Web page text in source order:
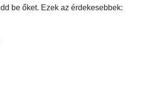
be őket. Ezek az érdekesebbek: